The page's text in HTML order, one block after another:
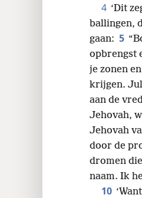
4 ‘Dit
ballingen,
gaan: 5
opbrengst
je zonen
krijgen.
aan de
Jehovah,
Jehovah
door de
dromen
naam. Ik
10